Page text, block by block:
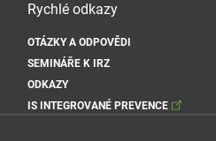
Rychlé odkazy
OTÁZKY A ODPOVĚDI
SEMINÁŘE K IRZ
ODKAZY
IS INTEGROVANÉ PREVENCE